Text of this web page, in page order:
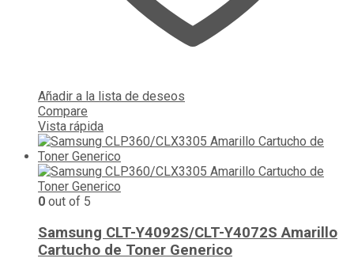
Añadir a la lista de deseos
Compare
Vista rápida
0 out of 5
Samsung CLT-Y4092S/CLT-Y4072S Amarillo
Cartucho de Toner Generico